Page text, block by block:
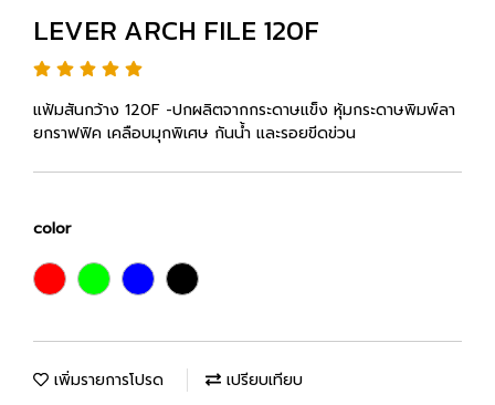
LEVER ARCH FILE 120F
แฟ้มสันกว้าง 120F -ปกผลิตจากกระดาษแข็ง หุ้มกระดาษพิมพ์ลา
ยกราฟฟิค เคลือบมุกพิเศษ กันน้ำ และรอยขีดข่วน
color
เพิ่มรายการโปรด เปรียบเทียบ